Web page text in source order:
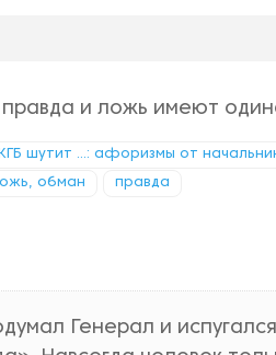
и ложь имеют
КГБ шутит ...: афоризмы от
обман правда
Генерал и